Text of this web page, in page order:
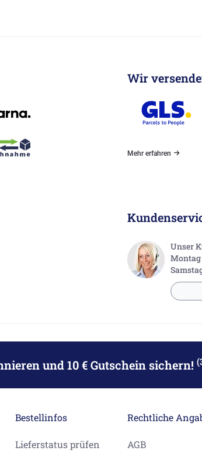
Wir
Mehr erfahren
Unser
Montag
und 10 € Gutschein sichern!
Bestellinfos
Lieferstatus prüfen
Rechtliche
AGB